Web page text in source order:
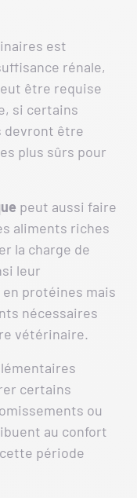
est
rénale,
être requise
si certains
devront être
plus sûrs pour
peut aussi faire
aliments riches
la charge de
leur
protéines mais
nécessaires
vétérinaire.
certains
ou
au confort
période